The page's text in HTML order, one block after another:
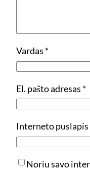
Vardas *
El. pašto adresas *
Interneto puslapis
Noriu savo